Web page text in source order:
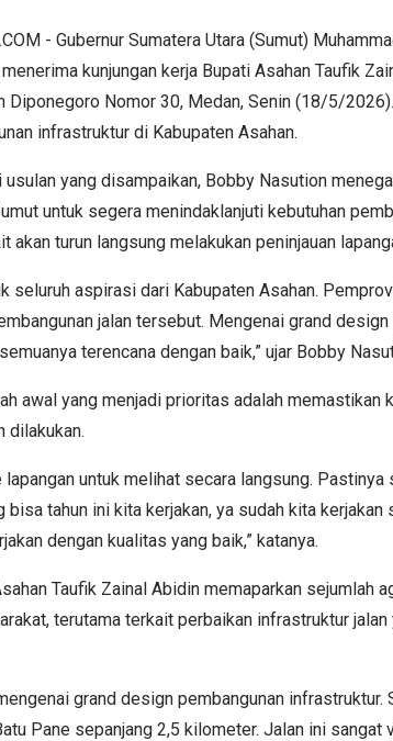
- Gubernur Sumatera Utara (Sumut)
kunjungan kerja Bupati Asahan Taufik
Diponegoro Nomor 30, Medan, Senin (18/5/
infrastruktur di Kabupaten Asahan.
yang disampaikan, Bobby Nasution
untuk segera menindaklanjuti kebutuhan
akan turun langsung melakukan peninjauan
seluruh aspirasi dari Kabupaten Asahan.
jalan tersebut. Mengenai grand
terencana dengan baik,” ujar Bobby
awal yang menjadi prioritas adalah
dilakukan.
lapangan untuk melihat secara langsung.
bisa tahun ini kita kerjakan, ya sudah kita kerjakan
dengan kualitas yang baik,” katanya.
Taufik Zainal Abidin memaparkan sejumlah
terutama terkait perbaikan infrastruktur
grand design pembangunan infrastruktur.
Pane sepanjang 2,5 kilometer. Jalan ini sangat